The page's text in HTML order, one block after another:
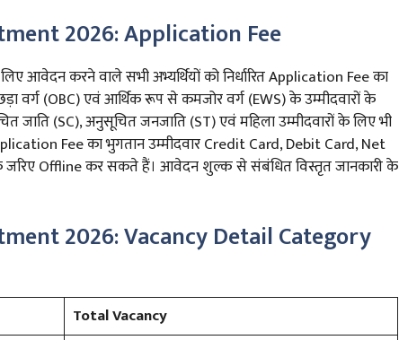
2026: Application Fee
आवेदन करने वाले सभी अभ्यर्थियों को निर्धारित Application Fee का
वर्ग (OBC) एवं आर्थिक रूप से कमजोर वर्ग (EWS) के उम्मीदवारों के
(SC), अनुसूचित जनजाति (ST) एवं महिला उम्मीदवारों के लिए भी
Fee का भुगतान उम्मीदवार Credit Card, Debit Card, Net
Offline कर सकते हैं। आवेदन शुल्क से संबंधित विस्तृत जानकारी के
2026: Vacancy Detail Category
Total Vacancy